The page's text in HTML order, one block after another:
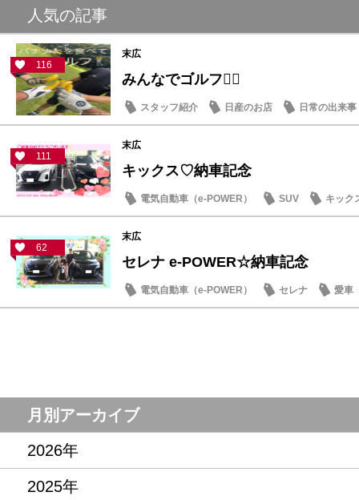
人気の記事
116
末広
みんなでゴルフ🏌️‍♂️
スタッフ紹介 日産のお店 日常の出来事
111
末広
キックス♡納車記念
電気自動車（e-POWER） SUV キック
62
末広
セレナ e-POWER☆納車記念
電気自動車（e-POWER） セレナ 愛車
月別アーカイブ
2026年
2025年